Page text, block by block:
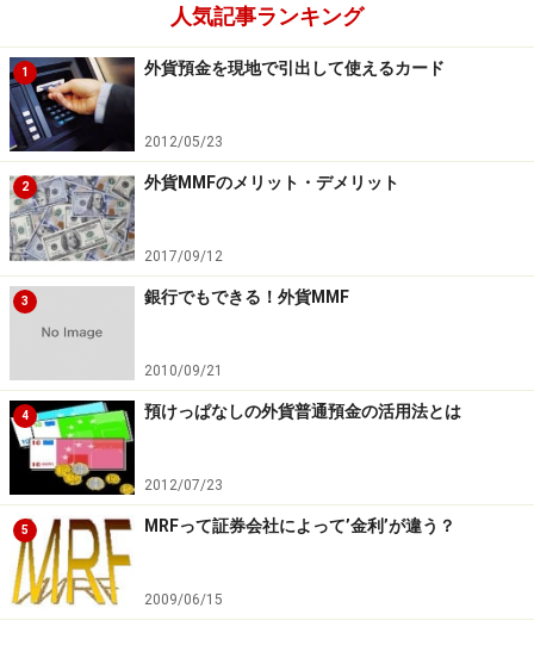
人気記事ランキング
1 外貨預金を現地で引出して使えるカード
2012/05/23
2 外貨MMFのメリット・デメリット
2017/09/12
3 銀行でもできる！外貨MMF
2010/09/21
4 預けっぱなしの外貨普通預金の活用法とは
2012/07/23
5 MRFって証券会社によって’金利’が違う？
2009/06/15